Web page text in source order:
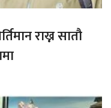
राख्न सातौ